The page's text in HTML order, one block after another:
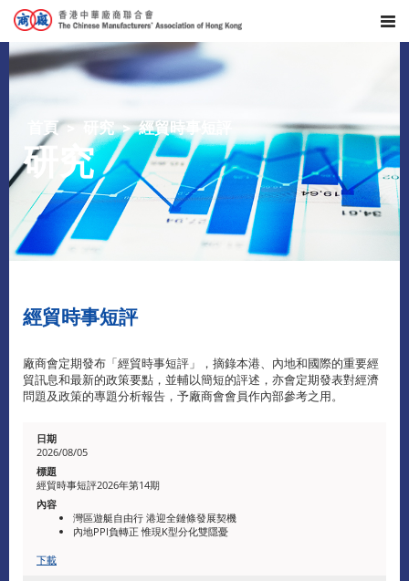
首頁 研究 經貿時事短評
研究
經貿時事短評
廠商會定期發布「經貿時事短評」，摘錄本港、內地和國際的重要經
貿訊息和最新的政策要點，並輔以簡短的評述，亦會定期發表對經濟
問題及政策的專題分析報告，予廠商會會員作內部參考之用。
2026/08/05
經貿時事短評2026年第14期
灣區遊艇自由行 港迎全鏈條發展契機
內地PPI負轉正 惟現K型分化雙隱憂
下載